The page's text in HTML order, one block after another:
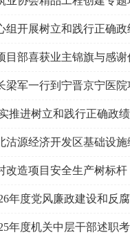
组开展树立和践行正确政
目部喜获业主锦旗与感谢
梁军一行到宁晋京宁医院
推进树立和践行正确政
沽源经济开发区基础设施
改造项目安全生产树标杆
年度党风廉政建设和反
年度机关中层干部述职